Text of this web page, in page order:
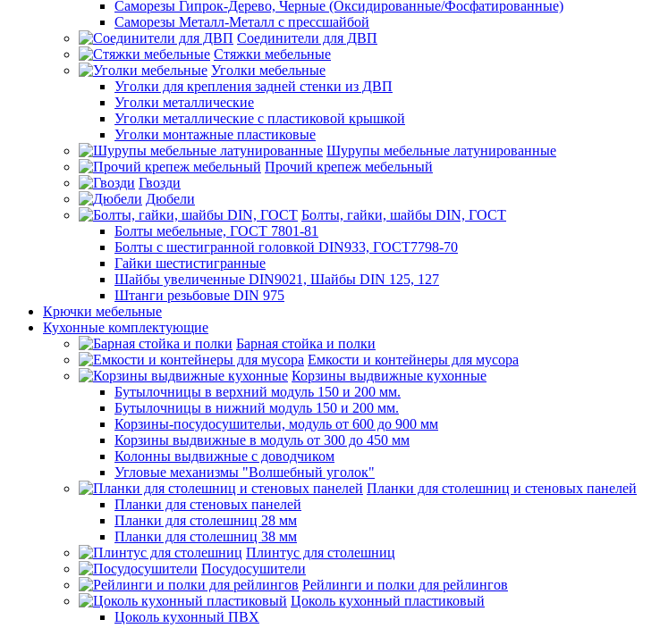
Саморезы Гипрок-Дерево, Черные (Оксидированные/Фосфатированные)
Саморезы Металл-Металл с прессшайбой
Соединители для ДВП
Стяжки мебельные
Уголки мебельные
Уголки для крепления задней стенки из ДВП
Уголки металлические
Уголки металлические с пластиковой крышкой
Уголки монтажные пластиковые
Шурупы мебельные латунированные
Прочий крепеж мебельный
Гвозди
Дюбели
Болты, гайки, шайбы DIN, ГОСТ
Болты мебельные, ГОСТ 7801-81
Болты с шестигранной головкой DIN933, ГОСТ7798-70
Гайки шестистигранные
Шайбы увеличенные DIN9021, Шайбы DIN 125, 127
Штанги резьбовые DIN 975
Крючки мебельные
Кухонные комплектующие
Барная стойка и полки
Емкости и контейнеры для мусора
Корзины выдвижные кухонные
Бутылочницы в верхний модуль 150 и 200 мм.
Бутылочницы в нижний модуль 150 и 200 мм.
Корзины-посудосушительи, модуль от 600 до 900 мм
Корзины выдвижные в модуль от 300 до 450 мм
Колонны выдвижные с доводчиком
Угловые механизмы "Волшебный уголок"
Планки для столешниц и стеновых панелей
Планки для стеновых панелей
Планки для столешниц 28 мм
Планки для столешниц 38 мм
Плинтус для столешниц
Посудосушители
Рейлинги и полки для рейлингов
Цоколь кухонный пластиковый
Цоколь кухонный ПВХ